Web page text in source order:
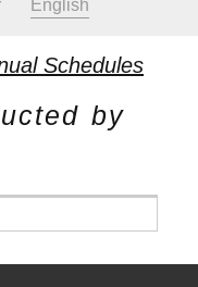
English
Schedules
by